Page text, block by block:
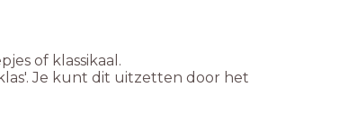
of klassikaal.
Je kunt dit uitzetten door het